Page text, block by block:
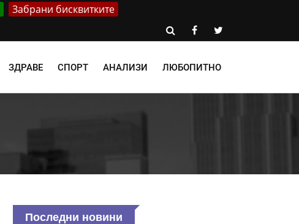
Забрани бисквитките
ЗДРАВЕ СПОРТ АНАЛИЗИ ЛЮБОПИТНО
Последни новини